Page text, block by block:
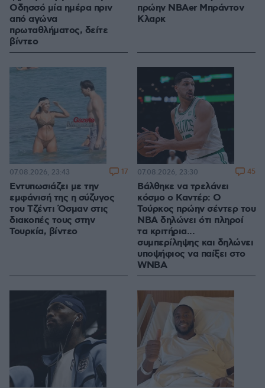
Οδησσό μία ημέρα πριν
από αγώνα
πρωταθλήματος, δείτε
βίντεο
πρώην NBAer Μπράντον
Κλαρκ
Εντυπωσιάζει με την
εμφάνισή της η σύζυγος
του Τζέντι Όσμαν στις
διακοπές τους στην
Τουρκία, βίντεο
07.08.2026, 23:43 17
Βάλθηκε να τρελάνει
κόσμο ο Καντέρ: Ο
Τούρκος πρώην σέντερ του
NBA δηλώνει ότι πληροί
τα κριτήρια...
συμπερίληψης και δηλώνει
υποψήφιος να παίξει στο
WNBA
07.08.2026, 23:30 45